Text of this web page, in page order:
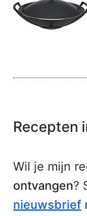
Recepten
Wil je mijn
ontvangen?
nieuwsbrief